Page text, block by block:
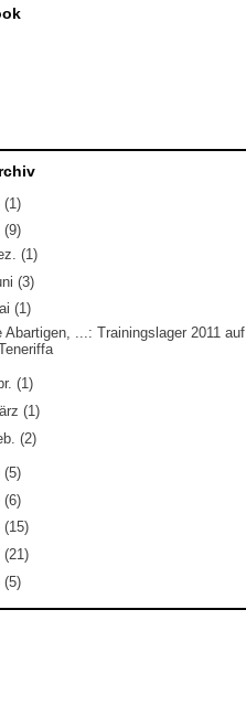
(1)
(9)
(1)
(3)
(1)
Abartigen, ...: Trainingslager 2011 auf
(1)
(1)
(2)
(5)
(6)
(15)
(21)
(5)